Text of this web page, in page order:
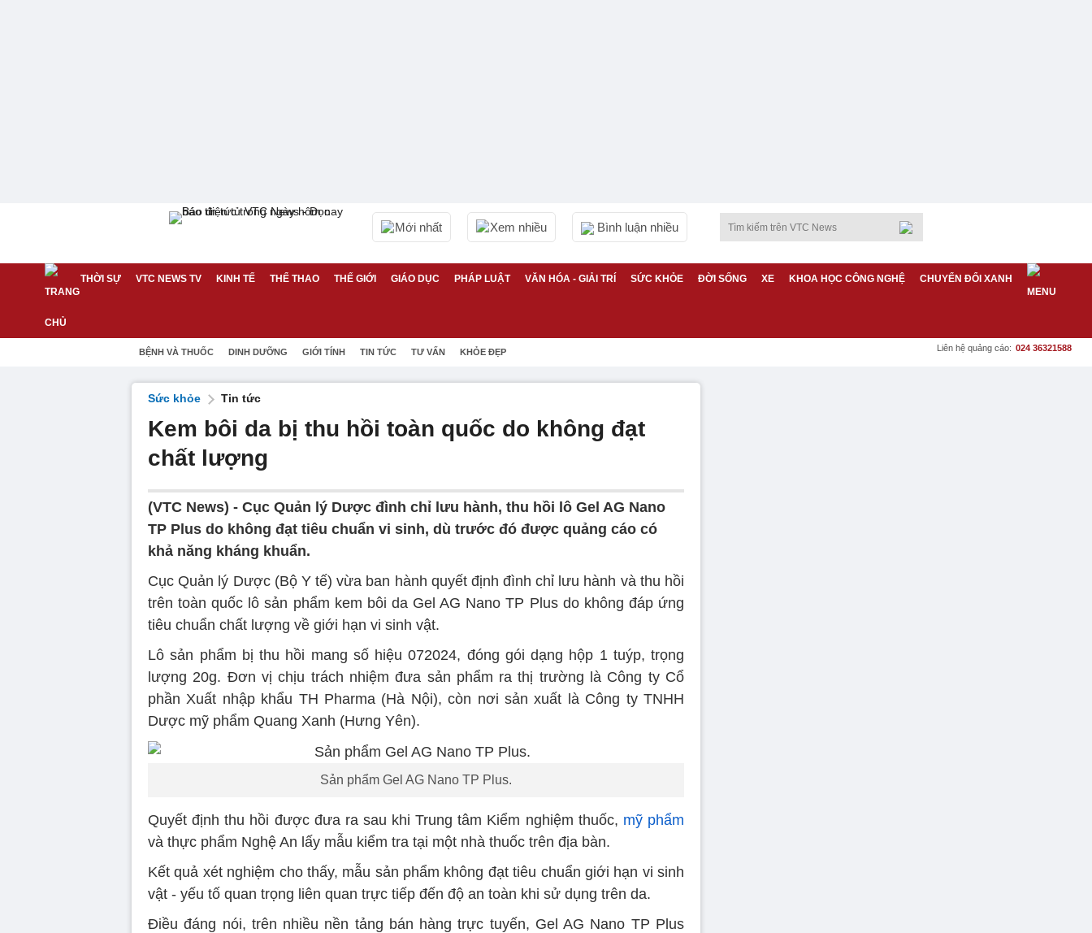
Mới nhất Xem nhiều Bình luận nhiều
THỜI SỰ VTC NEWS TV KINH TẾ THỂ THAO THẾ GIỚI GIÁO DỤC PHÁP LUẬT VĂN HÓA - GIẢI TRÍ SỨC KHỎE ĐỜI SỐNG XE KHOA HỌC CÔNG NGHỆ CHUYỂN ĐỔI XANH
BỆNH VÀ THUỐC DINH DƯỠNG GIỚI TÍNH TIN TỨC TƯ VẤN KHỎE ĐẸP Liên hệ quảng cáo: 024 36321588
Sức khỏe Tin tức
Kem bôi da bị thu hồi toàn quốc do không đạt
chất lượng
(VTC News) - Cục Quản lý Dược đình chỉ lưu hành, thu hồi lô Gel AG Nano
TP Plus do không đạt tiêu chuẩn vi sinh, dù trước đó được quảng cáo có
khả năng kháng khuẩn.
Cục Quản lý Dược (Bộ Y tế) vừa ban hành quyết định đình chỉ lưu hành và thu hồi
trên toàn quốc lô sản phẩm kem bôi da Gel AG Nano TP Plus do không đáp ứng
tiêu chuẩn chất lượng về giới hạn vi sinh vật.
Lô sản phẩm bị thu hồi mang số hiệu 072024, đóng gói dạng hộp 1 tuýp, trọng
lượng 20g. Đơn vị chịu trách nhiệm đưa sản phẩm ra thị trường là Công ty Cổ
phần Xuất nhập khẩu TH Pharma (Hà Nội), còn nơi sản xuất là Công ty TNHH
Dược mỹ phẩm Quang Xanh (Hưng Yên).
Sản phẩm Gel AG Nano TP Plus.
Quyết định thu hồi được đưa ra sau khi Trung tâm Kiểm nghiệm thuốc, mỹ phẩm
và thực phẩm Nghệ An lấy mẫu kiểm tra tại một nhà thuốc trên địa bàn.
Kết quả xét nghiệm cho thấy, mẫu sản phẩm không đạt tiêu chuẩn giới hạn vi sinh
vật - yếu tố quan trọng liên quan trực tiếp đến độ an toàn khi sử dụng trên da.
Điều đáng nói, trên nhiều nền tảng bán hàng trực tuyến, Gel AG Nano TP Plus